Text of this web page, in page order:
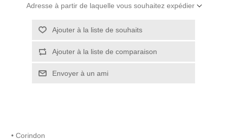
Adresse à partir de laquelle vous souhaitez expédier
• Corindon